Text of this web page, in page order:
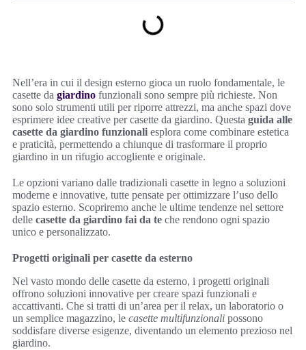
Nell’era in cui il design esterno gioca un ruolo fondamentale, le
casette da giardino funzionali sono sempre più richieste. Non
sono solo strumenti utili per riporre attrezzi, ma anche spazi dove
esprimere idee creative per casette da giardino. Questa guida alle
casette da giardino funzionali esplora come combinare estetica
e praticità, permettendo a chiunque di trasformare il proprio
giardino in un rifugio accogliente e originale.
Le opzioni variano dalle tradizionali casette in legno a soluzioni
moderne e innovative, tutte pensate per ottimizzare l’uso dello
spazio esterno. Scopriremo anche le ultime tendenze nel settore
delle casette da giardino fai da te che rendono ogni spazio
unico e personalizzato.
Progetti originali per casette da esterno
Nel vasto mondo delle casette da esterno, i progetti originali
offrono soluzioni innovative per creare spazi funzionali e
accattivanti. Che si tratti di un’area per il relax, un laboratorio o
un semplice magazzino, le casette multifunzionali possono
soddisfare diverse esigenze, diventando un elemento prezioso nel
giardino.